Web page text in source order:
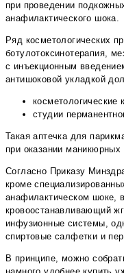
при проведении
анафилактического шока.
Ряд косметологических
ботулотоксинотерапия,
с инъекционным
антишоковой укладкой
косметологические
студии
Такая аптечка для
при оказании
Согласно Приказу
кроме
анафилактическом шоке,
кровоостанавливающий
инфузионные системы,
спиртовые салфетки и
В принципе, можно